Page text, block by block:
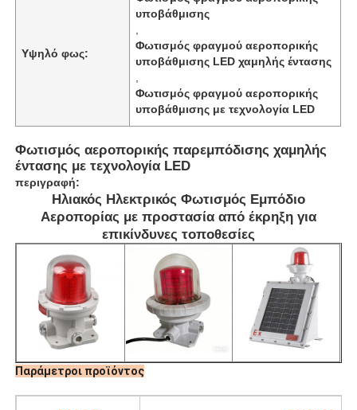
Υψηλό φως:
υποβάθμισης
Φωτισμός φραγμού αεροπορικής
υποβάθμισης LED χαμηλής έντασης
Φωτισμός φραγμού αεροπορικής
υποβάθμισης με τεχνολογία LED
Φωτισμός αεροπορικής παρεμπόδισης χαμηλής
έντασης με τεχνολογία LED
περιγραφή:
Ηλιακός Ηλεκτρικός Φωτισμός Εμπόδιο
Αεροπορίας με προστασία από έκρηξη για
επικίνδυνες τοποθεσίες
Παράμετροι προϊόντος